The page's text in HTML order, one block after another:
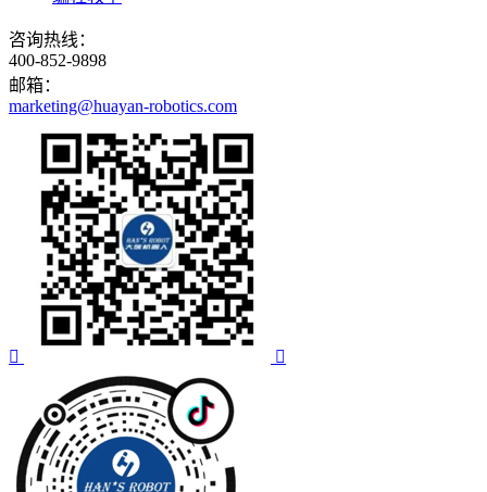
咨询热线：
400-852-9898
邮箱：
marketing@huayan-robotics.com